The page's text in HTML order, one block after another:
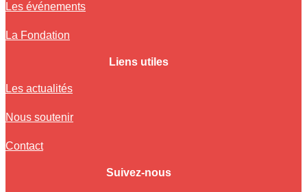
Les événements
La Fondation
Liens utiles
Les actualités
Nous soutenir
Contact
Suivez-nous